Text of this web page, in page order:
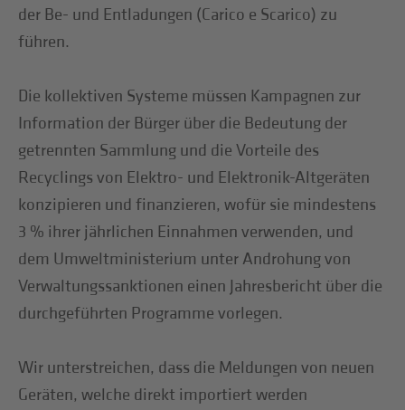
der Be- und Entladungen (Carico e Scarico) zu
führen.
Die kollektiven Systeme müssen Kampagnen zur
Information der Bürger über die Bedeutung der
getrennten Sammlung und die Vorteile des
Recyclings von Elektro- und Elektronik-Altgeräten
konzipieren und finanzieren, wofür sie mindestens
3 % ihrer jährlichen Einnahmen verwenden, und
dem Umweltministerium unter Androhung von
Verwaltungssanktionen einen Jahresbericht über die
durchgeführten Programme vorlegen.
Wir unterstreichen, dass die Meldungen von neuen
Geräten, welche direkt importiert werden